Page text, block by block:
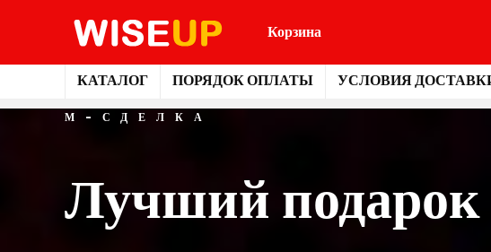
Корзина
КАТАЛОГ ПОРЯДОК ОПЛАТЫ УСЛОВИЯ
М-СДЕЛКА
Лучший подарок